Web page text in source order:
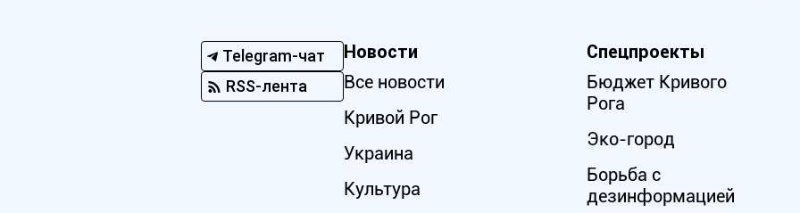
Telegram-чат
RSS-лента
Новости
Все новости
Кривой Рог
Украина
Культура
Спецпроекты
Бюджет Кривого
Рога
Эко-город
Борьба с
дезинформацией